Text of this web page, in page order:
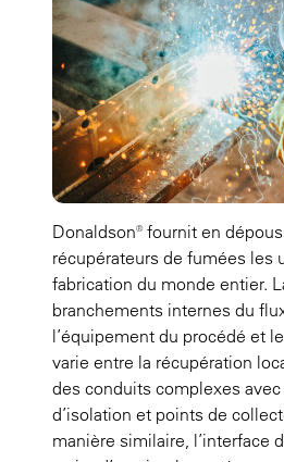
Donaldson® fournit en
récupérateurs de fumées les
fabrication du monde entier.
branchements internes du
l’équipement du procédé et
varie entre la récupération
des conduits complexes
d’isolation et points de
manière similaire, l’interface